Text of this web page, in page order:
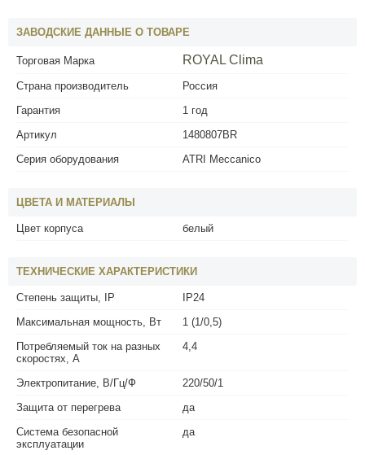
ЗАВОДСКИЕ ДАННЫЕ О ТОВАРЕ
Торговая Марка ROYAL Clima
Страна производитель
Россия
Гарантия
1 год
Артикул
1480807BR
Серия оборудования
ATRI Meccanico
ЦВЕТА И МАТЕРИАЛЫ
Цвет корпуса белый
ТЕХНИЧЕСКИЕ ХАРАКТЕРИСТИКИ
Степень защиты, IP
IP24
Максимальная мощность, Вт
1 (1/0,5)
Потребляемый ток на разных
скоростях, А
4,4
Электропитание, В/Гц/Ф
220/50/1
Защита от перегрева
да
Система безопасной
эксплуатации
да